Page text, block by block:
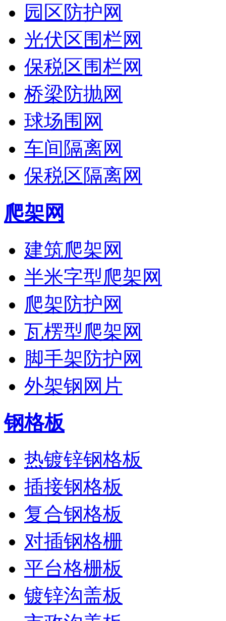
园区防护网
光伏区围栏网
保税区围栏网
桥梁防抛网
球场围网
车间隔离网
保税区隔离网
爬架网
建筑爬架网
半米字型爬架网
爬架防护网
瓦楞型爬架网
脚手架防护网
外架钢网片
钢格板
热镀锌钢格板
插接钢格板
复合钢格板
对插钢格栅
平台格栅板
镀锌沟盖板